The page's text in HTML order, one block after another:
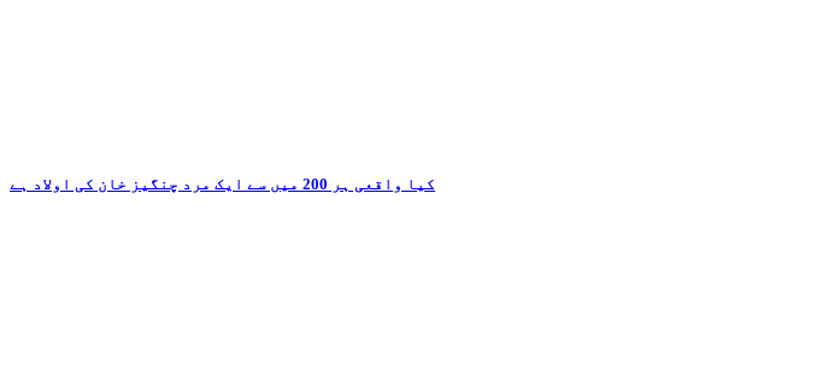
کیا واقعی ہر 200 میں سے ایک مرد چنگیز خان کی اولاد ہے